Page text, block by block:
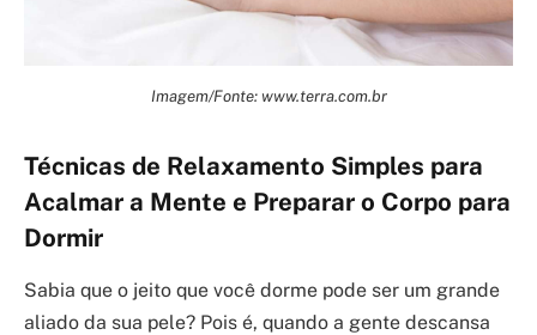
Imagem/Fonte: www.terra.com.br
Técnicas de Relaxamento Simples para
Acalmar a Mente e Preparar o Corpo para
Dormir
Sabia que o jeito que você dorme pode ser um grande
aliado da sua pele? Pois é, quando a gente descansa